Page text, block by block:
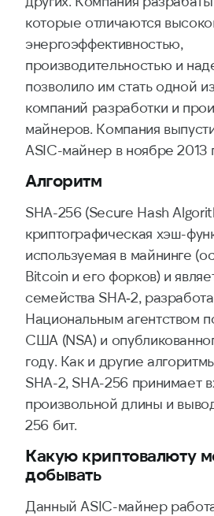
которые отличаются
энергоэффективностью,
производительностью и
позволило им стать одной
компаний разработки и
майнеров. Компания
ASIC-майнер в ноябре 2013
Алгоритм
SHA-256 (Secure Hash
криптографическая хэш-
используемая в майнинге
Bitcoin и его форков) и
семейства SHA‑2,
Национальным агентством
США (NSA) и
году. Как и другие
SHA-2, SHA-256 принимает
произвольной длины и
256 бит.
Какую криптовалюту
добывать
Данный ASIC-майнер